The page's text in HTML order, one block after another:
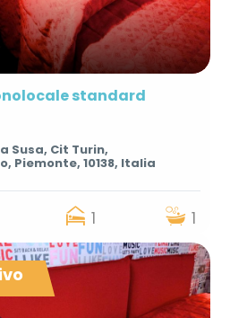
standard
Susa, Cit Turin,
Piemonte, 10138, Italia
1 1